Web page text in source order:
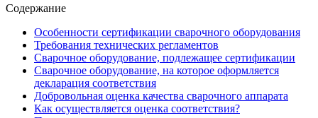
Содержание
Особенности сертификации сварочного оборудования
Требования технических регламентов
Сварочное оборудование, подлежащее сертификации
Сварочное оборудование, на которое оформляется
декларация соответствия
Добровольная оценка качества сварочного аппарата
Как осуществляется оценка соответствия?